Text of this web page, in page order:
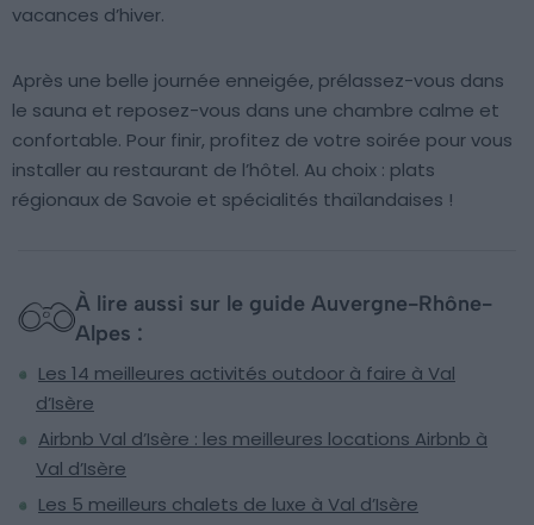
vacances d’hiver.
Après une belle journée enneigée, prélassez-vous dans
le sauna et reposez-vous dans une chambre calme et
confortable. Pour finir, profitez de votre soirée pour vous
installer au restaurant de l’hôtel. Au choix : plats
régionaux de Savoie et spécialités thaïlandaises !
À lire aussi sur le guide Auvergne-Rhône-
Alpes :
Les 14 meilleures activités outdoor à faire à Val
d’Isère
Airbnb Val d’Isère : les meilleures locations Airbnb à
Val d’Isère
Les 5 meilleurs chalets de luxe à Val d’Isère